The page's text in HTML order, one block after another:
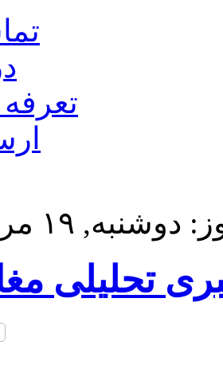
تعرفه
۱۹ مرداد , ۱۴۰۵
تحلیلی